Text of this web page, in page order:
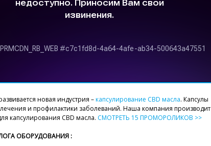
новая индустрия –капсулирование CBD масла. Капсулы
и профилактики заболеваний. Наша компания производит
капсулирования CBD масла. СМОТРЕТЬ 15 ПРОМОРОЛИКОВ >>
ОБОРУДОВАНИЯ :